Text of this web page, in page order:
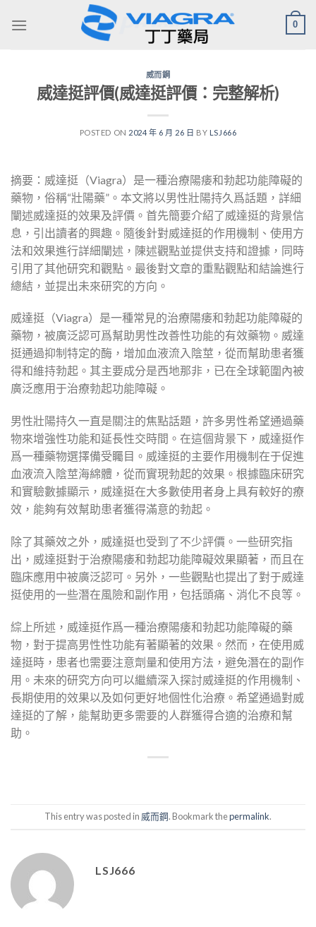
0
威而鋼
威達挺評價(威達挺評價：完整解析)
POSTED ON 2024 年 6 月 26 日 BY LSJ666
摘要：威達挺（Viagra）是一種治療陽痿和勃起功能障礙的
藥物，俗稱“壯陽藥”。本文將以男性壯陽持久爲話題，詳細
闡述威達挺的效果及評價。首先簡要介紹了威達挺的背景信
息，引出讀者的興趣。隨後針對威達挺的作用機制、使用方
法和效果進行詳細闡述，陳述觀點並提供支持和證據，同時
引用了其他研究和觀點。最後對文章的重點觀點和結論進行
總結，並提出未來研究的方向。
威達挺（Viagra）是一種常見的治療陽痿和勃起功能障礙的
藥物，被廣泛認可爲幫助男性改善性功能的有效藥物。威達
挺通過抑制特定的酶，增加血液流入陰莖，從而幫助患者獲
得和維持勃起。其主要成分是西地那非，已在全球範圍內被
廣泛應用于治療勃起功能障礙。
男性壯陽持久一直是關注的焦點話題，許多男性希望通過藥
物來增強性功能和延長性交時間。在這個背景下，威達挺作
爲一種藥物選擇備受矚目。威達挺的主要作用機制在于促進
血液流入陰莖海綿體，從而實現勃起的效果。根據臨床研究
和實驗數據顯示，威達挺在大多數使用者身上具有較好的療
效，能夠有效幫助患者獲得滿意的勃起。
除了其藥效之外，威達挺也受到了不少評價。一些研究指
出，威達挺對于治療陽痿和勃起功能障礙效果顯著，而且在
臨床應用中被廣泛認可。另外，一些觀點也提出了對于威達
挺使用的一些潛在風險和副作用，包括頭痛、消化不良等。
綜上所述，威達挺作爲一種治療陽痿和勃起功能障礙的藥
物，對于提高男性性功能有著顯著的效果。然而，在使用威
達挺時，患者也需要注意劑量和使用方法，避免潛在的副作
用。未來的研究方向可以繼續深入探討威達挺的作用機制、
長期使用的效果以及如何更好地個性化治療。希望通過對威
達挺的了解，能幫助更多需要的人群獲得合適的治療和幫
助。
This entry was posted in 威而鋼. Bookmark thepermalink.
LSJ666